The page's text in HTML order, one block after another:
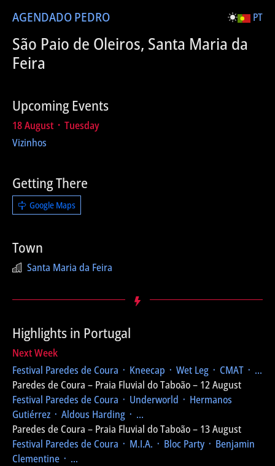
AGENDADO PEDRO PT
São Paio de Oleiros, Santa Maria da
Feira
Upcoming Events
18 August ᛫ Tuesday
Vizinhos
Getting There
Google Maps
Town
Santa Maria da Feira
Highlights in Portugal
Next Week
Festival Paredes de Coura ᛫ Kneecap ᛫ Wet Leg ᛫ CMAT ᛫ ...
Paredes de Coura – Praia Fluvial do Taboão – 12 August
Festival Paredes de Coura ᛫ Underworld ᛫ Hermanos
Gutiérrez ᛫ Aldous Harding ᛫ ...
Paredes de Coura – Praia Fluvial do Taboão – 13 August
Festival Paredes de Coura ᛫ M.I.A. ᛫ Bloc Party ᛫ Benjamin
Clementine ᛫ ...